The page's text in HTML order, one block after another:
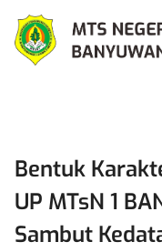
Bentuk
UP MTsN 1
Sambut